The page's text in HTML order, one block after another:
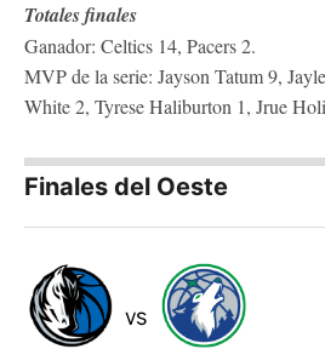
Totales finales
Ganador: Celtics 14, Pacers 2.
MVP de la serie: Jayson Tatum 9,
White 2, Tyrese Haliburton 1, Jrue
Finales del Oeste